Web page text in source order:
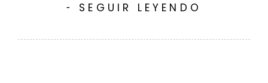
- SEGUIR LEYENDO